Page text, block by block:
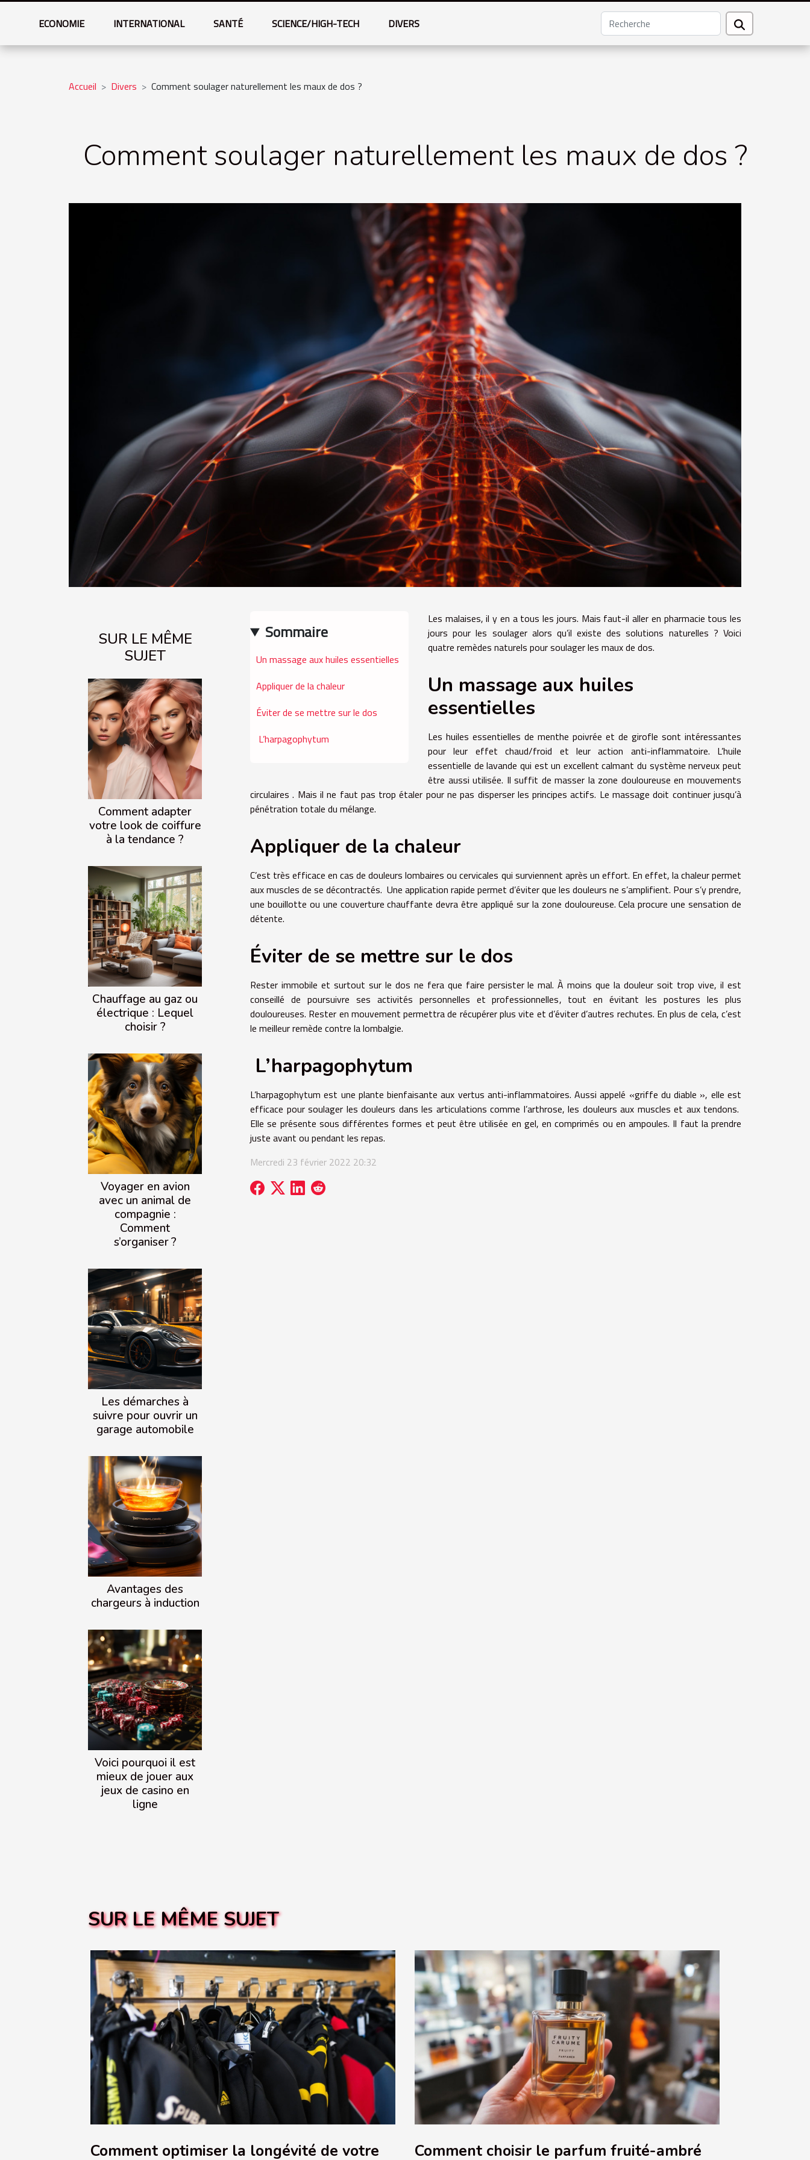
ECONOMIE INTERNATIONAL SANTÉ SCIENCE/HIGH-TECH DIVERS
Accueil Divers Comment soulager naturellement les maux de dos ?
Comment soulager naturellement les maux de dos ?
SUR LE MÊME
SUJET
Comment adapter
votre look de coiffure
à la tendance ?
Chauffage au gaz ou
électrique : Lequel
choisir ?
Voyager en avion
avec un animal de
compagnie :
Comment
s’organiser ?
Les démarches à
suivre pour ouvrir un
garage automobile
Avantages des
chargeurs à induction
Voici pourquoi il est
mieux de jouer aux
jeux de casino en
ligne
Sommaire
Un massage aux huiles essentielles
Appliquer de la chaleur
Éviter de se mettre sur le dos
L’harpagophytum
Les malaises, il y en a tous les jours. Mais faut-il aller en pharmacie tous les
jours pour les soulager alors qu’il existe des solutions naturelles ? Voici
quatre remèdes naturels pour soulager les maux de dos.
Un massage aux huiles
essentielles
Les huiles essentielles de menthe poivrée et de girofle sont intéressantes
pour leur effet chaud/froid et leur action anti-inflammatoire. L’huile
essentielle de lavande qui est un excellent calmant du système nerveux peut
être aussi utilisée. Il suffit de masser la zone douloureuse en mouvements
circulaires . Mais il ne faut pas trop étaler pour ne pas disperser les principes actifs. Le massage doit continuer jusqu’à
pénétration totale du mélange.
Appliquer de la chaleur
C’est très efficace en cas de douleurs lombaires ou cervicales qui surviennent après un effort. En effet, la chaleur permet
aux muscles de se décontractés. Une application rapide permet d’éviter que les douleurs ne s’amplifient. Pour s’y prendre,
une bouillotte ou une couverture chauffante devra être appliqué sur la zone douloureuse. Cela procure une sensation de
détente.
Éviter de se mettre sur le dos
Rester immobile et surtout sur le dos ne fera que faire persister le mal. À moins que la douleur soit trop vive, il est
conseillé de poursuivre ses activités personnelles et professionnelles, tout en évitant les postures les plus
douloureuses. Rester en mouvement permettra de récupérer plus vite et d’éviter d’autres rechutes. En plus de cela, c’est
le meilleur remède contre la lombalgie.
L’harpagophytum
L’harpagophytum est une plante bienfaisante aux vertus anti-inflammatoires. Aussi appelé «griffe du diable », elle est
efficace pour soulager les douleurs dans les articulations comme l’arthrose, les douleurs aux muscles et aux tendons.
Elle se présente sous différentes formes et peut être utilisée en gel, en comprimés ou en ampoules. Il faut la prendre
juste avant ou pendant les repas.
Mercredi 23 février 2022 20:32
SUR LE MÊME SUJET
Comment optimiser la longévité de votre
Comment choisir le parfum fruité-ambré